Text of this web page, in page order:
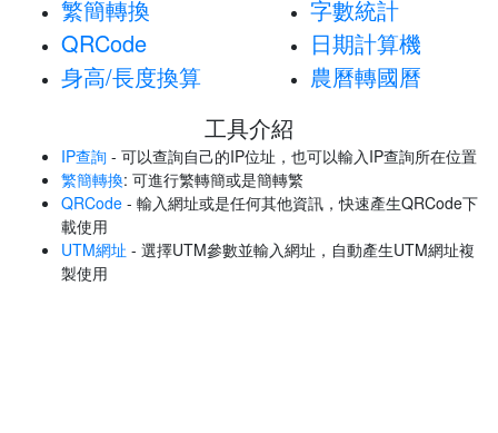
繁簡轉換
QRCode
身高/長度換算
字數統計
日期計算機
農曆轉國曆
工具介紹
IP查詢 - 可以查詢自己的IP位址，也可以輸入IP查詢所在位置
繁簡轉換: 可進行繁轉簡或是簡轉繁
QRCode - 輸入網址或是任何其他資訊，快速產生QRCode下
載使用
UTM網址 - 選擇UTM參數並輸入網址，自動產生UTM網址複
製使用